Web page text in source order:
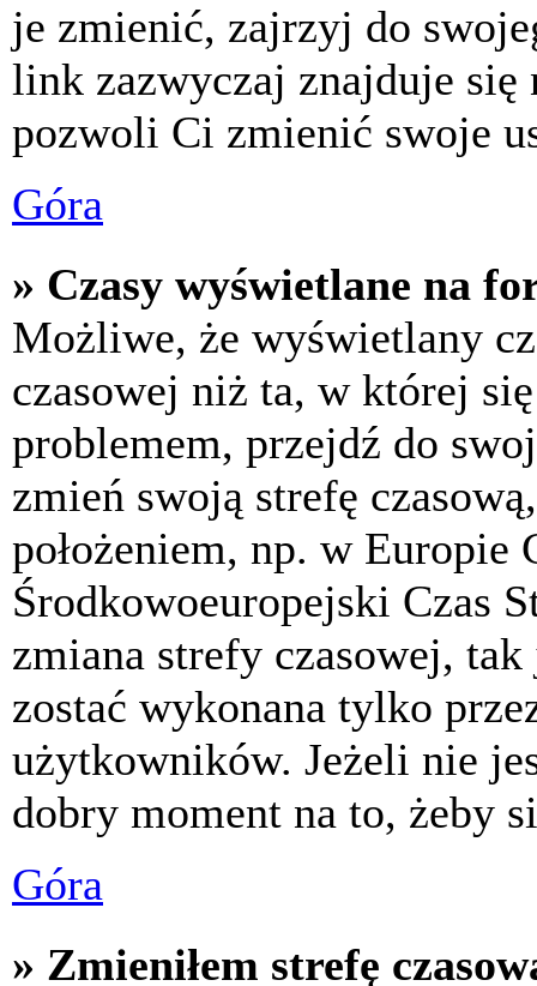
je zmienić, zajrzyj do
link zazwyczaj znajduje się
pozwoli Ci zmienić swoje
Góra
» Czasy wyświetlane na
Możliwe, że wyświetlany
czasowej niż ta, w której
problemem, przejdź do
zmień swoją strefę
położeniem, np. w Europie
Środkowoeuropejski Czas
zmiana strefy czasowej,
zostać wykonana tylko
użytkowników. Jeżeli nie
dobry moment na to, żeby
Góra
» Zmieniłem strefę